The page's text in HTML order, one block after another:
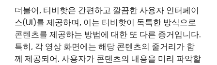
더불어, 티비핫은 간편하고 깔끔한 사용자 인터페이
스(UI)를 제공하며, 이는 티비핫이 독특한 방식으로
콘텐츠를 제공하는 방법에 대한 또 다른 증거입니다.
특히, 각 영상 화면에는 해당 콘텐츠의 줄거리가 함
께 제공되어, 사용자가 콘텐츠의 내용을 미리 파악할